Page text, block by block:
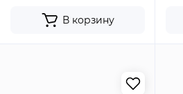
В корзину